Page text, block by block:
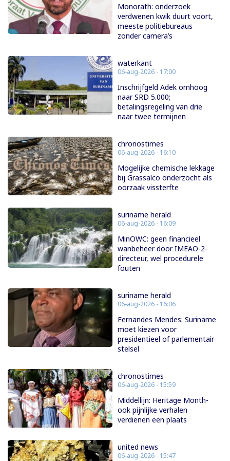
Monorath: onderzoek
verdwenen kwik duurt voort,
meeste politiebureaus
zonder camera’s
waterkant
06-aug-2026 - 17:00
Inschrijfgeld Adek omhoog
naar SRD 5.000;
betalingsregeling van drie
naar twee termijnen
chronostimes
06-aug-2026 - 16:10
Mogelijke chemische lekkage
bij Grassalco onderzocht als
oorzaak vissterfte
suriname herald
06-aug-2026 - 16:09
MinOWC: geen financieel
wanbeheer door IMEAO-2-
directeur, wel procedurele
fouten
suriname herald
06-aug-2026 - 16:06
Fernandes Mendes: Suriname
moet kiezen voor
presidentieel of parlementair
stelsel
chronostimes
06-aug-2026 - 15:59
Middellijn: Heritage Month-
ook pijnlijke verhalen
verdienen een plaats
united news
06-aug-2026 - 15:47